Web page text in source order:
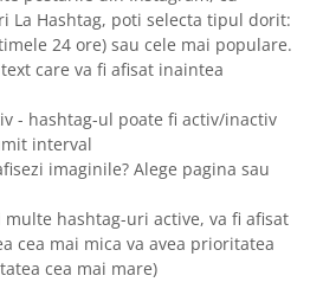
La Hashtag, poti selecta tipul dorit:
24 ore) sau cele mai populare.
care va fi afisat inaintea
- hashtag-ul poate fi activ/inactiv
interval
imaginile? Alege pagina sau
hashtag-uri active, va fi afisat
cea mai mica va avea prioritatea
cea mai mare)